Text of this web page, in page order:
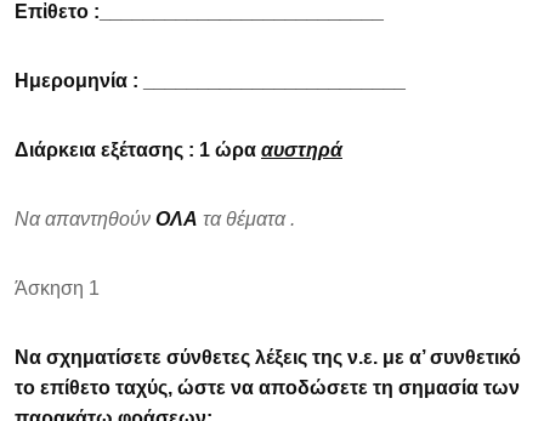
Επἰθετο :__________________________
Ημερομηνία : ________________________
Διάρκεια εξέτασης : 1 ώρα αυστηρά
Να απαντηθούν ΟΛΑ τα θέματα .
Άσκηση 1
Να σχηματίσετε σύνθετες λέξεις της ν.ε. με α’ συνθετικό
το επίθετο ταχύς, ώστε να αποδώσετε τη σημασία των